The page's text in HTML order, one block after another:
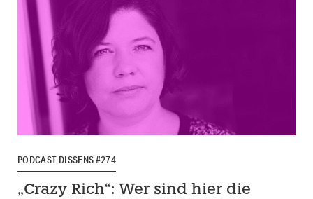
PODCAST DISSENS #274
„Crazy Rich“: Wer sind hier die